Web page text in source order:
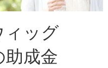
ィッグ
成金